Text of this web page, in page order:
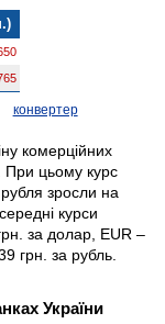
конвертер
комерційних
При цьому курс
зросли на
курси
за долар, EUR –
грн. за рубль.
України